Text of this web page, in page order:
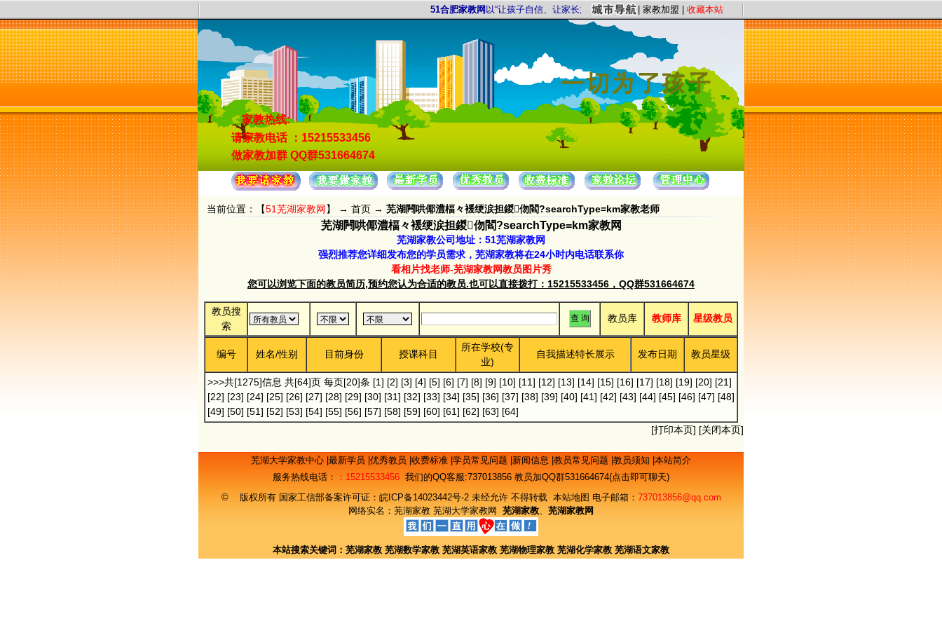
51合肥家教网以“让孩子自信、让家长放心”为服务宗旨，以“证件认证、星级评定”保证教员质量，以“系统化、高质量、快节
家教加盟 收藏本站
家教热线:
请家教电话 ：15215533456
做家教加群 QQ群531664674
当前位置：【51芜湖家教网】 → 首页 → 芜湖闁哄倻澧楅々褑绠涙担鍐伆閻?searchType=km家教老师
芜湖闁哄倻澧楅々褑绠涙担鍐伆閻?searchType=km家教网
芜湖家教公司地址：51芜湖家教网
强烈推荐您详细发布您的学员需求，芜湖家教将在24小时内电话联系你
看相片找老师-芜湖家教网教员图片秀
您可以浏览下面的教员简历,预约您认为合适的教员.也可以直接拨打：15215533456，QQ群531664674
教员搜
索
教员库 教师库 星级教员
编号 姓名/性别 目前身份 授课科目
所在学校(专
业)
自我描述特长展示 发布日期 教员星级
>>>共[1275]信息 共[64]页 每页[20]条 [1] [2] [3] [4] [5] [6] [7] [8] [9] [10] [11] [12] [13] [14] [15] [16] [17] [18] [19] [20] [21]
[22] [23] [24] [25] [26] [27] [28] [29] [30] [31] [32] [33] [34] [35] [36] [37] [38] [39] [40] [41] [42] [43] [44] [45] [46] [47] [48]
[49] [50] [51] [52] [53] [54] [55] [56] [57] [58] [59] [60] [61] [62] [63] [64]
[打印本页] [关闭本页]
芜湖大学家教中心 最新学员 优秀教员 收费标准 学员常见问题 新闻信息 教员常见问题 教员须知 本站简介
服务热线电话：
：15215533456 我们的QQ客服:737013856 教员加QQ群531664674(点击即可聊天)
© 版权所有 国家工信部备案许可证： 皖ICP备14023442号-2 未经允许 不得转载 本站地图 电子邮箱： 737013856@qq.com
网络实名： 芜湖家教 芜湖大学家教网 芜湖家教、 芜湖家教网
本站搜索关键词： 芜湖家教 芜湖数学家教 芜湖英语家教 芜湖物理家教 芜湖化学家教 芜湖语文家教